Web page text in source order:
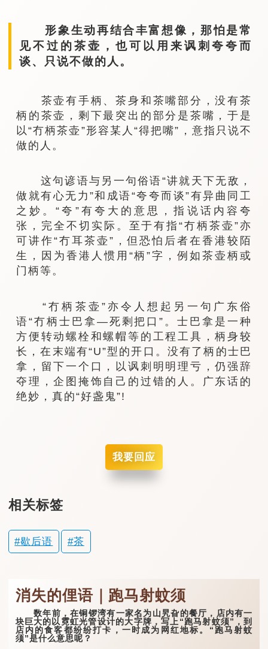
形象生动再结合丰富想像，那怕是常
见不过的茶壶，也可以用来讽刺夸夸而
谈、只说不做的人。
茶壶有手柄、茶身和茶嘴部分，没有茶
柄的茶壶，剩下最突出的部分是茶嘴，于是
以“冇柄茶壶”形容某人“得把嘴”，意指只说不
做的人。
这句谚语与另一句俗语“讲就天下无敌，
做就有心无力”和成语“夸夸而谈”有异曲同工
之妙。“夸”有夸大的意思，指说话内容夸
张，完全不切实际。至于有指“冇柄茶壶”亦
可讲作“冇耳茶壶”，但恐怕后者在香港较陌
生，因为香港人惯用“柄”字，例如茶壶柄或
门柄等。
“冇柄茶壶”亦令人想起另一句广东俗
语“冇柄士巴拿—死剩把口”。士巴拿是一种
方便转动螺栓和螺帽等的工程工具，柄身较
长，在末端有“U”型的开口。没有了柄的士巴
拿，留下一个口，以讽刺明明理亏，仍强辞
夺理，企图掩饰自己的过错的人。广东话的
绝妙，真的“好盏鬼”!
我要回应
相关标签
歇后语 茶
消失的俚语｜跑马射蚊须
数年前，在铜锣湾有一家名为山旯旮的餐厅，店内有一
块巨大的以霓虹光管设计的大字牌，写上“跑马射蚊须”，到
店内的食客都纷纷打卡，一时成为网红地标。“跑马射蚊
须”是什么意思呢？